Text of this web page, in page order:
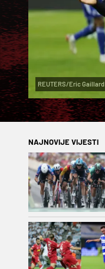
REUTERS/Eric Gaillard
NAJNOVIJE VIJESTI